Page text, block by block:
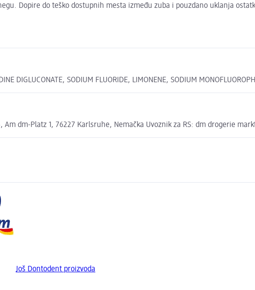
Dopire do teško dostupnih mesta između zuba i pouzdano uklanja
DIGLUCONATE, SODIUM FLUORIDE, LIMONENE, SODIUM
Am dm-Platz 1, 76227 Karlsruhe, Nemačka Uvoznik za RS: dm drogerie
Još Dontodent proizvoda